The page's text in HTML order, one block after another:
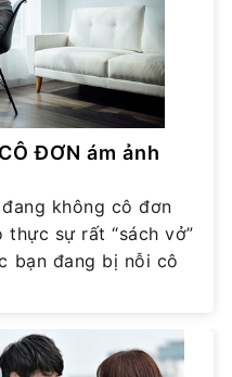
ĐƠN ám ảnh
không cô đơn
sự rất “sách vở”
bạn đang bị nỗi cô